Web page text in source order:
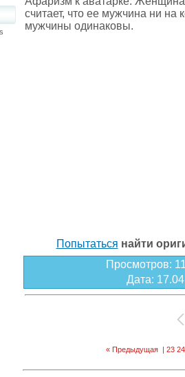
считает, что ее мужчина ни на
мужчины одинаковы.
Попытаться найти
Просмотров:
Дата:
« Предыдущая | 23 24